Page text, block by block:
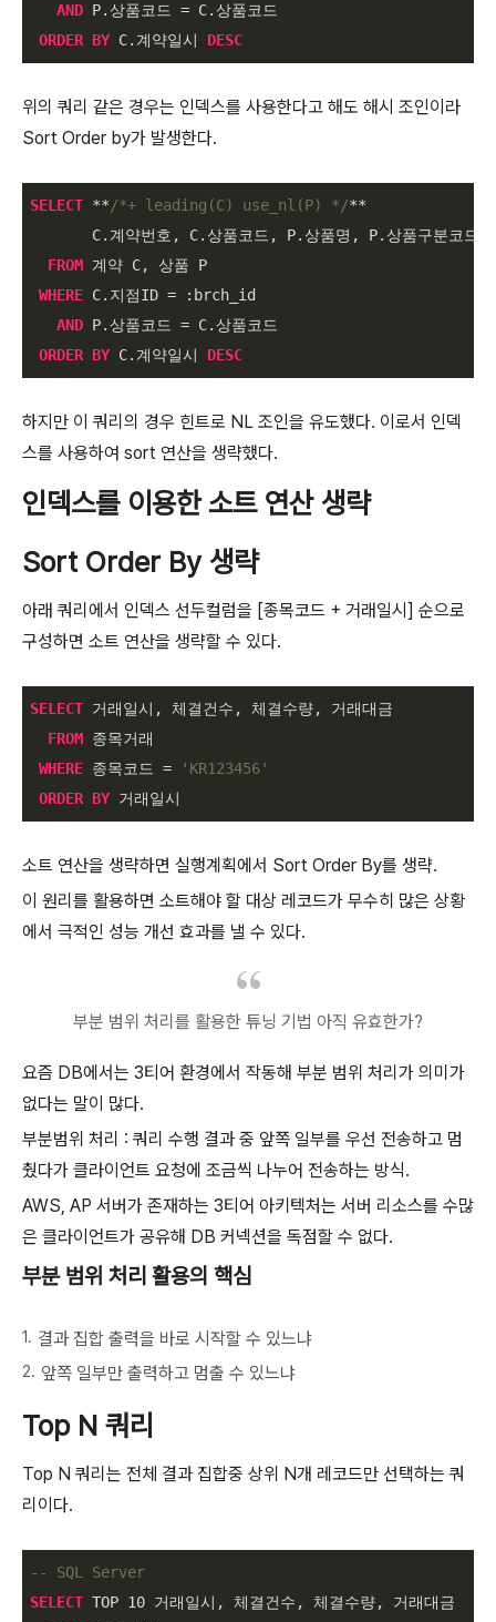
AND P.상품코드 = C.상품코드
ORDER BY C.계약일시 DESC
위의 쿼리 같은 경우는 인덱스를 사용한다고 해도 해시 조인이라
Sort Order by가 발생한다.
SELECT **/*+ leading(C) use_nl(P) */**
C.계약번호, C.상품코드, P.상품명, P.상품구분코드,
FROM 계약 C, 상품 P
WHERE C.지점ID = :brch_id
AND P.상품코드 = C.상품코드
ORDER BY C.계약일시 DESC
하지만 이 쿼리의 경우 힌트로 NL 조인을 유도했다. 이로서 인덱
스를 사용하여 sort 연산을 생략했다.
인덱스를 이용한 소트 연산 생략
Sort Order By 생략
아래 쿼리에서 인덱스 선두컬럼을 [종목코드 + 거래일시] 순으로
구성하면 소트 연산을 생략할 수 있다.
SELECT 거래일시, 체결건수, 체결수량, 거래대금
FROM 종목거래
WHERE 종목코드 =
'KR123456'
ORDER BY 거래일시
소트 연산을 생략하면 실행계획에서 Sort Order By를 생략.
이 원리를 활용하면 소트해야 할 대상 레코드가 무수히 많은 상황
에서 극적인 성능 개선 효과를 낼 수 있다.
부분 범위 처리를 활용한 튜닝 기법 아직 유효한가?
요즘 DB에서는 3티어 환경에서 작동해 부분 범위 처리가 의미가
없다는 말이 많다.
부분범위 처리 : 쿼리 수행 결과 중 앞쪽 일부를 우선 전송하고 멈
췄다가 클라이언트 요청에 조금씩 나누어 전송하는 방식.
AWS, AP 서버가 존재하는 3티어 아키텍처는 서버 리소스를 수많
은 클라이언트가 공유해 DB 커넥션을 독점할 수 없다.
부분 범위 처리 활용의 핵심
결과 집합 출력을 바로 시작할 수 있느냐
앞쪽 일부만 출력하고 멈출 수 있느냐
Top N 쿼리
Top N 쿼리는 전체 결과 집합중 상위 N개 레코드만 선택하는 쿼
리이다.
-- SQL Server
SELECT TOP 10 거래일시, 체결건수, 체결수량, 거래대금